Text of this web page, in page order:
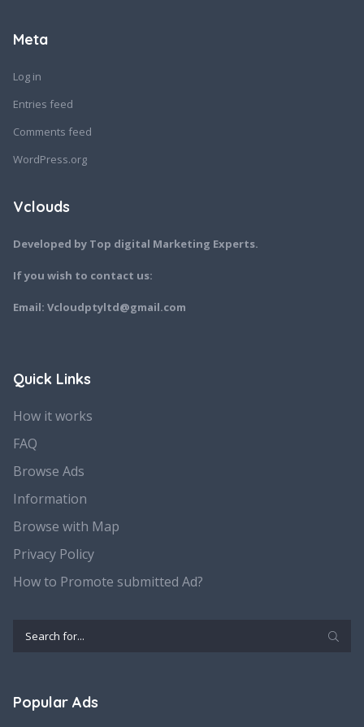
Meta
Log in
Entries feed
Comments feed
WordPress.org
Vclouds
Developed by Top digital Marketing Experts.
If you wish to contact us:
Email: Vcloudptyltd@gmail.com
Quick Links
How it works
FAQ
Browse Ads
Information
Browse with Map
Privacy Policy
How to Promote submitted Ad?
Popular Ads